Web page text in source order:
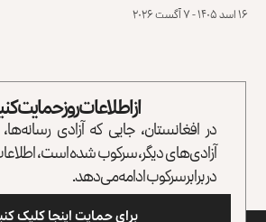
۱۶ اسد ۱۴۰۵ - ۷ آگست ۲۰۲۶
از اطلاعات روز حمایت
در افغانستان، جایی که آزادی
آزادی‌های دیگر، سرکوب شده است،
در برابر سرکوب ادامه می‌دهد.
برای حمایت اینجا کلیک